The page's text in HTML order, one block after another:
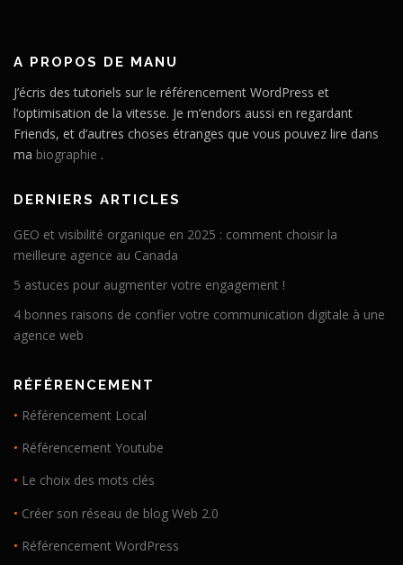
A PROPOS DE MANU
J’écris des tutoriels sur le référencement WordPress et
l’optimisation de la vitesse. Je m’endors aussi en regardant
Friends, et d’autres choses étranges que vous pouvez lire dans
ma biographie .
DERNIERS ARTICLES
GEO et visibilité organique en 2025 : comment choisir la
meilleure agence au Canada
5 astuces pour augmenter votre engagement !
4 bonnes raisons de confier votre communication digitale à une
agence web
RÉFÉRENCEMENT
• Référencement Local
• Référencement Youtube
• Le choix des mots clés
• Créer son réseau de blog Web 2.0
• Référencement WordPress